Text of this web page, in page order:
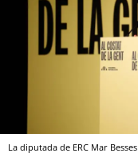
La diputada de ERC Mar Besses